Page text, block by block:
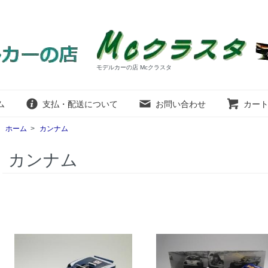
モデルカーの店 Mcクラスタ
支払・配送について お問い合わせ カー
ホーム > カンナム
カンナム